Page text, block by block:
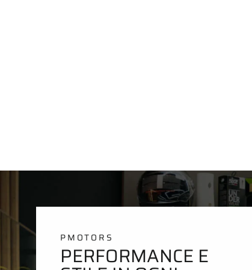
PMOTORS
PERFORMANCE E